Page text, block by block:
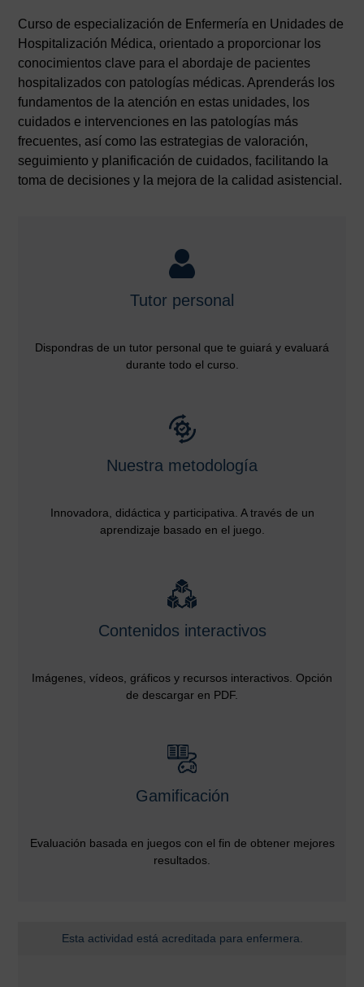
Curso de especialización de Enfermería en Unidades de
Hospitalización Médica, orientado a proporcionar los
conocimientos clave para el abordaje de pacientes
hospitalizados con patologías médicas. Aprenderás los
fundamentos de la atención en estas unidades, los
cuidados e intervenciones en las patologías más
frecuentes, así como las estrategias de valoración,
seguimiento y planificación de cuidados, facilitando la
toma de decisiones y la mejora de la calidad asistencial.
Tutor personal
Dispondras de un tutor personal que te guiará y evaluará
durante todo el curso.
Nuestra metodología
Innovadora, didáctica y participativa. A través de un
aprendizaje basado en el juego.
Contenidos interactivos
Imágenes, vídeos, gráficos y recursos interactivos. Opción
de descargar en PDF.
Gamificación
Evaluación basada en juegos con el fin de obtener mejores
resultados.
Esta actividad está acreditada para enfermera.